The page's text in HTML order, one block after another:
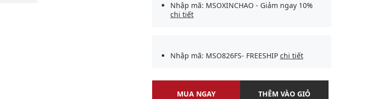
Nhập mã: MSOXINCHAO - Giảm ngay 10%
chi tiết
Nhập mã: MSO826FS- FREESHIP chi tiết
MUA NGAY THÊM VÀO GIỎ